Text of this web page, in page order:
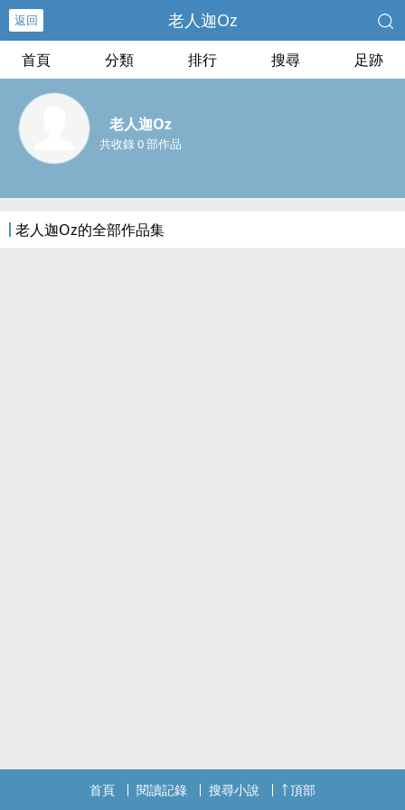
返回 老人迦Oz
首頁 分類 排行 搜尋 足跡
老人迦Oz
共收錄 0 部作品
老人迦Oz的全部作品集
首頁 閱讀記錄 搜尋小說 頂部